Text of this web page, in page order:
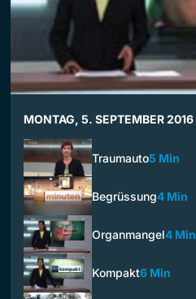
MONTAG, 5. SEPTEMBER 2016
Traumauto5 Min
Begrüssung4 Min
Organmangel4 Min
Kompakt6 Min